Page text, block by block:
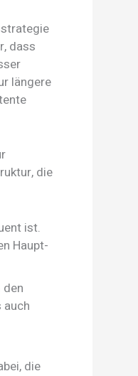
dass
längere
die
ist.
Haupt-
die